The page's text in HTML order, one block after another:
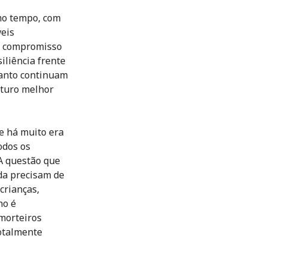
tempo, com
frente
continuam
melhor
há muito era
os
questão que
precisam de
é